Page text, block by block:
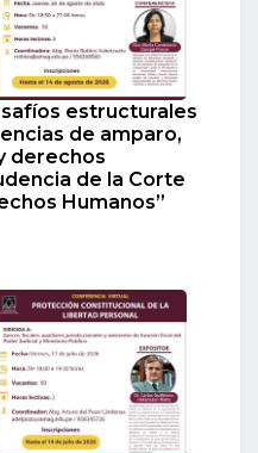
estructurales
de amparo,
derechos
de la Corte
Humanos”